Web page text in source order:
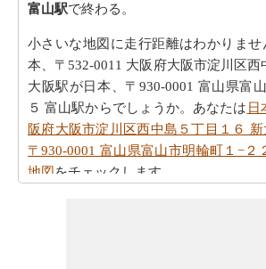
富山駅で終わる。
小さいな地図に走行距離はわかりませ
本、〒532-0011 大阪府大阪市淀川区
大阪駅が日本、〒930-0001 富山県富
５ 富山駅からでしょうか。あなたは 日
阪府大阪市淀川区西中島５丁目１６ 新
〒930-0001 富山県富山市明輪町１−２
地図をチェックします。